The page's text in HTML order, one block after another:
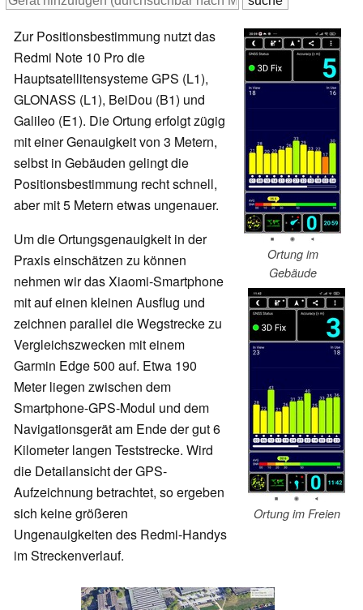
Ortung im
Gebäude
Ortung im Freien
Zur Positionsbestimmung nutzt das
Redmi Note 10 Pro die
Hauptsatellitensysteme GPS (L1),
GLONASS (L1), BeiDou (B1) und
Galileo (E1). Die Ortung erfolgt zügig
mit einer Genauigkeit von 3 Metern,
selbst in Gebäuden gelingt die
Positionsbestimmung recht schnell,
aber mit 5 Metern etwas ungenauer.
Um die Ortungsgenauigkeit in der
Praxis einschätzen zu können
nehmen wir das Xiaomi-Smartphone
mit auf einen kleinen Ausflug und
zeichnen parallel die Wegstrecke zu
Vergleichszwecken mit einem
Garmin Edge 500 auf. Etwa 190
Meter liegen zwischen dem
Smartphone-GPS-Modul und dem
Navigationsgerät am Ende der gut 6
Kilometer langen Teststrecke. Wird
die Detailansicht der GPS-
Aufzeichnung betrachtet, so ergeben
sich keine größeren
Ungenauigkeiten des Redmi-Handys
im Streckenverlauf.